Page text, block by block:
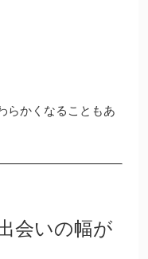
らかくなることもあ
会いの幅が